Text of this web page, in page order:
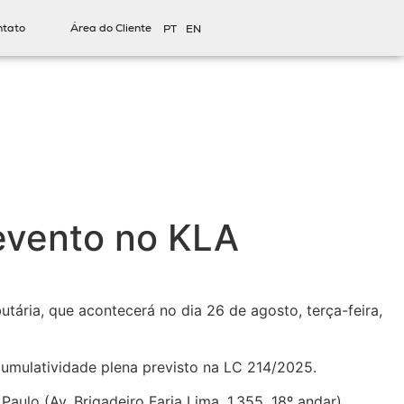
Área do Cliente PT EN
no KLA
que acontecerá no dia 26 de agosto, terça-feira,
plena previsto na LC 214/2025.